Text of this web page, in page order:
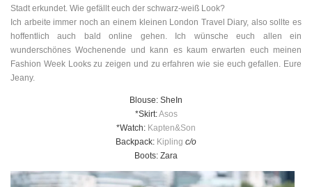
Stadt erkundet. Wie gefällt euch der schwarz-weiß Look?
Ich arbeite immer noch an einem kleinen London Travel Diary, also sollte es
hoffentlich auch bald online gehen. Ich wünsche euch allen ein
wunderschönes Wochenende und kann es kaum erwarten euch meinen
Fashion Week Looks zu zeigen und zu erfahren wie sie euch gefallen. Eure
Jeany.
Blouse: SheIn
*Skirt:Asos
*Watch: Kapten&Son
Backpack: Kipling c/o
Boots: Zara